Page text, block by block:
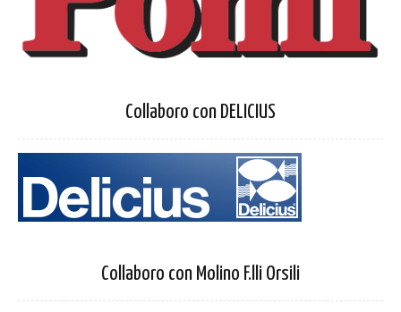
Collaboro con DELICIUS
Collaboro con Molino F.lli Orsili